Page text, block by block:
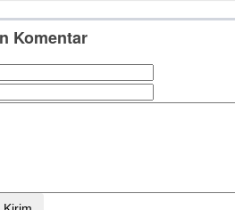
Komentar